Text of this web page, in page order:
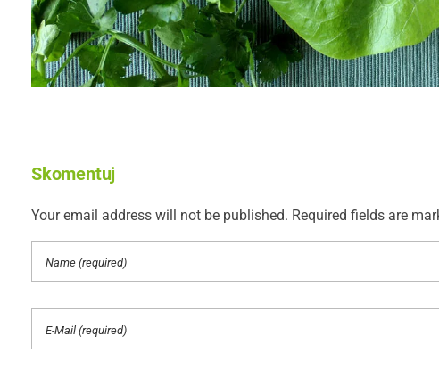
Skomentuj
Your email address will not be published. Required fields are